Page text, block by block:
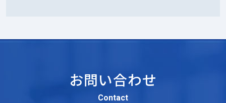
お問い合わせ
Contact